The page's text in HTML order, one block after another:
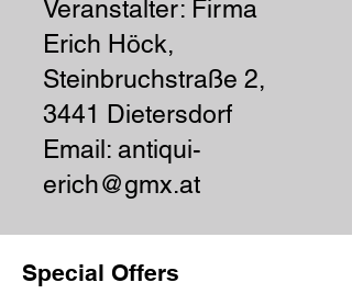
Veranstalter: Firma
Erich Höck,
Steinbruchstraße 2,
3441 Dietersdorf
Email: antiqui-
erich@gmx.at
Special Offers